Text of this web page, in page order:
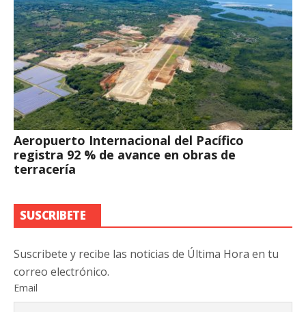
Aeropuerto Internacional del Pacífico
registra 92 % de avance en obras de
terracería
SUSCRIBETE
Suscribete y recibe las noticias de Última Hora en tu
correo electrónico.
Email